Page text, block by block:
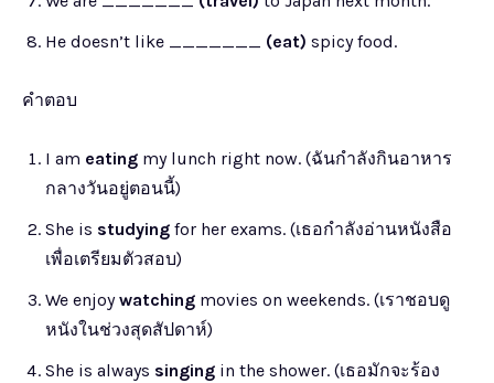
He doesn’t like _______
(eat) spicy food.
คำตอบ
I am eating my lunch right now. (ฉันกำลังกินอาหาร
กลางวันอยู่ตอนนี้)
She is studying for her exams. (เธอกำลังอ่านหนังสือ
เพื่อเตรียมตัวสอบ)
We enjoywatching movies on weekends. (เราชอบดู
หนังในช่วงสุดสัปดาห์)
She is always singing in the shower. (เธอมักจะร้อง